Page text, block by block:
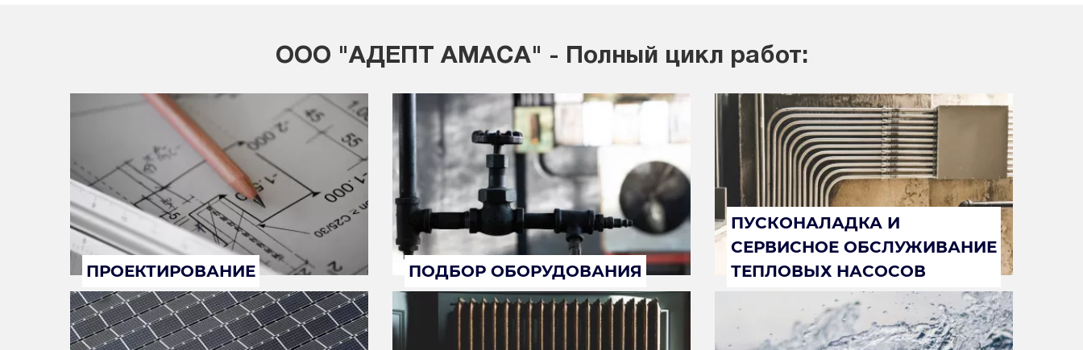
ООО "АДЕПТ АМАСА" - Полный цикл работ:
ПРОЕКТИРОВАНИЕ ПОДБОР ОБОРУДОВАНИЯ
ПУСКОНАЛАДКА И
СЕРВИСНОЕ ОБСЛУЖИВАНИЕ
ТЕПЛОВЫХ НАСОСОВ